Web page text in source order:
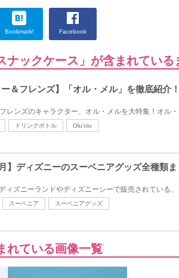
Bookmark! Facebook
ナックケース」が含まれてい
ー＆フレンズ】「オル・メル」を徹底紹介
レンズのキャラクター、オル・メルを大特集！オル
ドリンクボトル Olu’olu
月】ディズニーのスーベニアグッズ全種類ま
ィズニーランドやディズニーシーで販売されている
スーベニア スーベニアグッズ
れている画像一覧